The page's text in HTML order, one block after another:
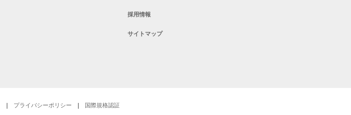
採用情報
サイトマップ
プライバシーポリシー 国際規格認証